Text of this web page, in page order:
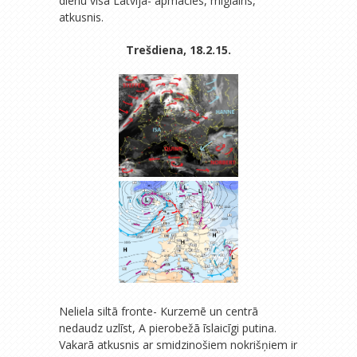
atkusnis.
Trešdiena, 18.2.15.
Neliela siltā fronte- Kurzemē un centrā
nedaudz uzlīst, A pierobežā īslaicīgi putina.
Vakarā atkusnis ar smidzinošiem nokrišņiem ir